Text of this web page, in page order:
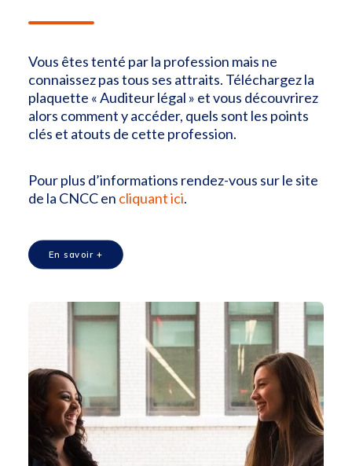
Vous êtes tenté par la profession mais ne
connaissez pas tous ses attraits. Téléchargez la
plaquette « Auditeur légal » et vous découvrirez
alors comment y accéder, quels sont les points
clés et atouts de cette profession.
Pour plus d’informations rendez-vous sur le site
de la CNCC en cliquant ici.
En savoir +